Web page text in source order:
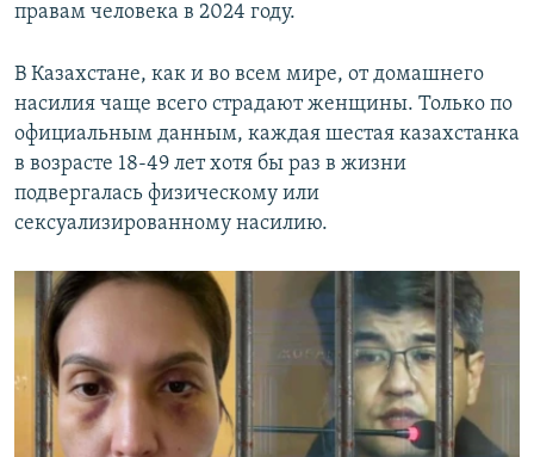
правам человека в 2024 году.
В Казахстане, как и во всем мире, от домашнего
насилия чаще всего страдают женщины. Только по
официальным данным, каждая шестая казахстанка
в возрасте 18-49 лет хотя бы раз в жизни
подвергалась физическому или
сексуализированному насилию.